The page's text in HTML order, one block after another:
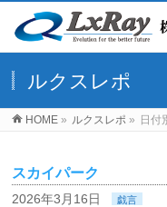
ルクスレポ
HOME » ルクスレポ » 日付
スカイパーク
2026年3月16日 戯言